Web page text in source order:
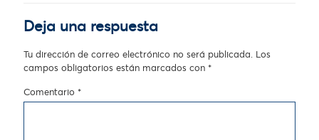
Deja una respuesta
Tu dirección de correo electrónico no será publicada. Los
campos obligatorios están marcados con *
Comentario *